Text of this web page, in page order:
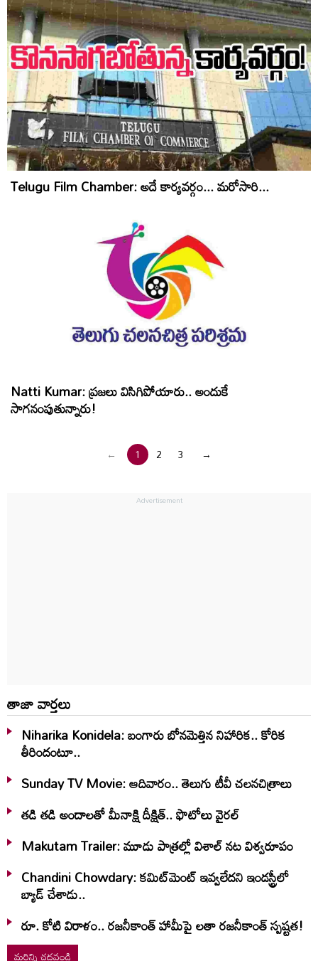
Telugu Film Chamber: అదే కార్యవర్గం... మరోసారి...
Natti Kumar: ప్రజలు విసిగిపోయారు.. అందుకే
సాగనంపుతున్నారు!
← 1 2 3 →
తాజా వార్తలు
Niharika Konidela: బంగారు బోనమెత్తిన నిహారిక.. కోరిక
తీరిందంటూ..
Sunday TV Movie: ఆదివారం.. తెలుగు టీవీ చ‌ల‌న‌చిత్రాలు
తడి తడి అందాలతో మీనాక్షి దీక్షిత్‌.. ఫొటోలు వైరల్
Makutam Trailer: మూడు పాత్రల్లో విశాల్ నట విశ్వరూపం
Chandini Chowdary: కమిట్‌మెంట్ ఇవ్వలేదని ఇండస్ట్రీలో
బ్యాడ్ చేశాడు..
రూ. కోటి విరాళం.. రజనీకాంత్ హామీపై లతా రజనీకాంత్ స్పష్టత!
మరిన్ని చదవండి